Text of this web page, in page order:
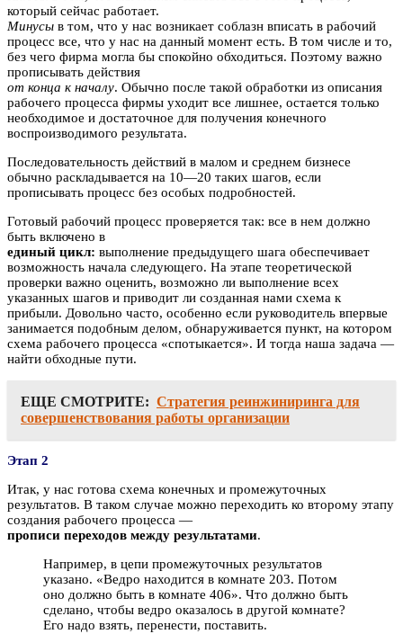
который сейчас работает.
Минусы в том, что у нас возникает соблазн вписать в рабочий
процесс все, что у нас на данный момент есть. В том числе и то,
без чего фирма могла бы спокойно обходиться. Поэтому важно
прописывать действия
от конца к началу. Обычно после такой обработки из описания
рабочего процесса фирмы уходит все лишнее, остается только
необходимое и достаточное для получения конечного
воспроизводимого результата.
Последовательность действий в малом и среднем бизнесе
обычно раскладывается на 10—20 таких шагов, если
прописывать процесс без особых подробностей.
Готовый рабочий процесс проверяется так: все в нем должно
быть включено в
единый цикл: выполнение предыдущего шага обеспечивает
возможность начала следующего. На этапе теоретической
проверки важно оценить, возможно ли выполнение всех
указанных шагов и приводит ли созданная нами схема к
прибыли. Довольно часто, особенно если руководитель впервые
занимается подобным делом, обнаруживается пункт, на котором
схема рабочего процесса «спотыкается». И тогда наша задача —
найти обходные пути.
ЕЩЕ СМОТРИТЕ: Стратегия реинжиниринга для
совершенствования работы организации
Этап 2
Итак, у нас готова схема конечных и промежуточных
результатов. В таком случае можно переходить ко второму этапу
создания рабочего процесса —
прописи переходов между результатами.
Например, в цепи промежуточных результатов
указано. «Ведро находится в комнате 203. Потом
оно должно быть в комнате 406». Что должно быть
сделано, чтобы ведро оказалось в другой комнате?
Его надо взять, перенести, поставить.